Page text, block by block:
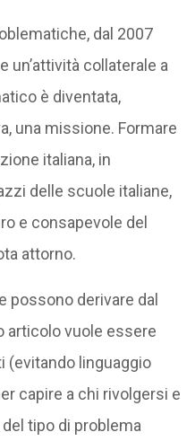
dal 2007
un’attività collaterale a
è diventata,
una missione. Formare
italiana, in
delle scuole italiane,
e consapevole del
attorno.
possono derivare dal
articolo vuole essere
(evitando linguaggio
capire a chi rivolgersi e
tipo di problema